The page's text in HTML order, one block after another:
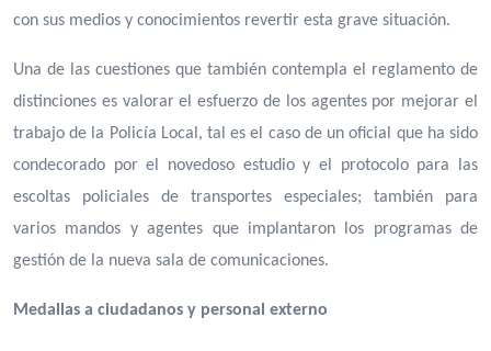
con sus medios y conocimientos revertir esta grave situación.
Una de las cuestiones que también contempla el reglamento de
distinciones es valorar el esfuerzo de los agentes por mejorar el
trabajo de la Policía Local, tal es el caso de un oficial que ha sido
condecorado por el novedoso estudio y el protocolo para las
escoltas policiales de transportes especiales; también para
varios mandos y agentes que implantaron los programas de
gestión de la nueva sala de comunicaciones.
Medallas a ciudadanos y personal externo